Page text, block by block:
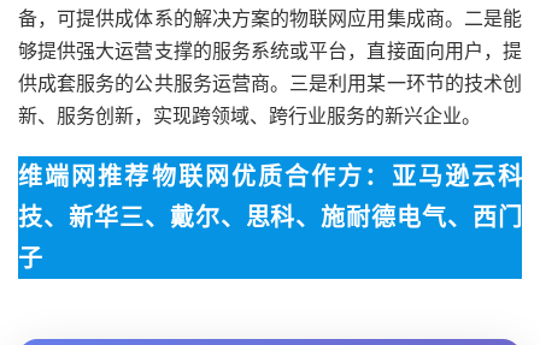
备，可提供成体系的解决方案的物联网应用集成商。二是能
够提供强大运营支撑的服务系统或平台，直接面向用户，提
供成套服务的公共服务运营商。三是利用某一环节的技术创
新、服务创新，实现跨领域、跨行业服务的新兴企业。
维端网推荐物联网优质合作方：亚马逊云科
技、新华三、戴尔、思科、施耐德电气、西门
子